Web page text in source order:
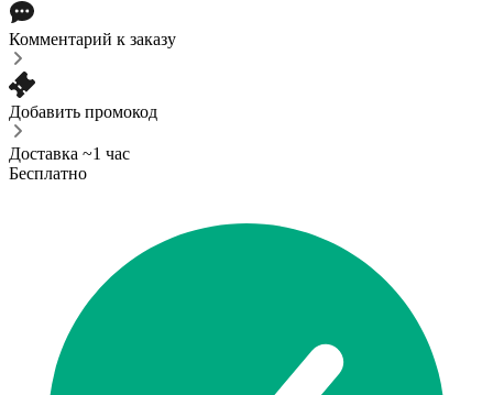
Комментарий к заказу
Добавить промокод
Доставка ~1 час
Бесплатно